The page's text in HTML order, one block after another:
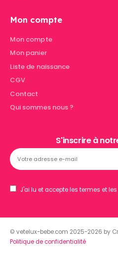
Mon compte
Mon compte
Mon panier
Liste de naissance
CGV
Contact
Qui sommes nous ?
S'inscrire à
J'ai lu et accepte les termes et
© vetelux-bebe.com 2025-2026 by
Politique de confidentialité